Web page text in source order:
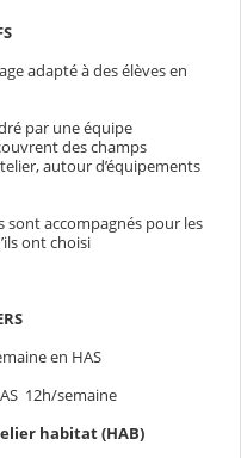
adapté à des élèves en
par une équipe
des champs
autour d’équipements
sont accompagnés pour les
ont choisi
en HAS
12h/semaine
habitat (HAB)